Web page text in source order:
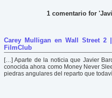
1 comentario for
Carey Mulligan en Wall Street 2 |
FilmClub
[…] Aparte de la noticia que Javier
conocida ahora como Money Never
piedras angulares del reparto que